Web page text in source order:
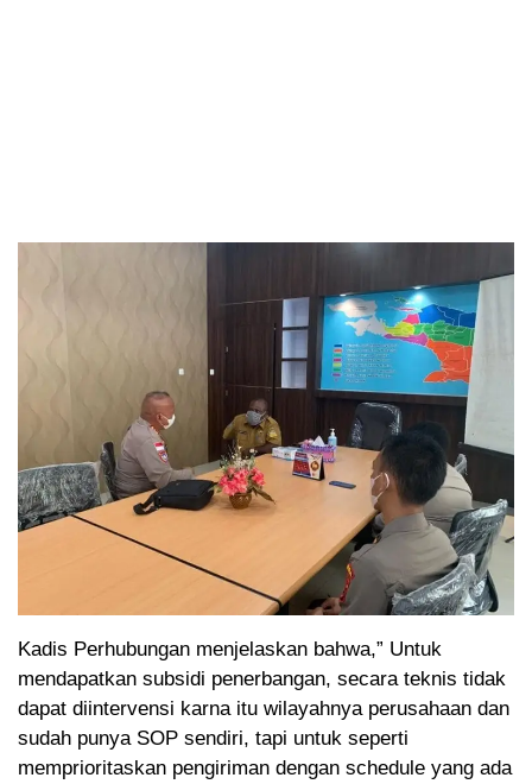
Kadis Perhubungan menjelaskan bahwa,” Untuk
mendapatkan subsidi penerbangan, secara teknis tidak
dapat diintervensi karna itu wilayahnya perusahaan dan
sudah punya SOP sendiri, tapi untuk seperti
memprioritaskan pengiriman dengan schedule yang ada